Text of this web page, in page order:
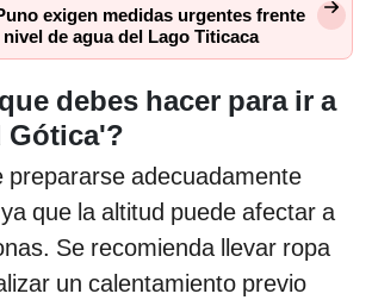
exigen medidas urgentes frente
de agua del Lago Titicaca
debes hacer para ir a
Gótica'?
prepararse adecuadamente
que la altitud puede afectar a
Se recomienda llevar ropa
un calentamiento previo